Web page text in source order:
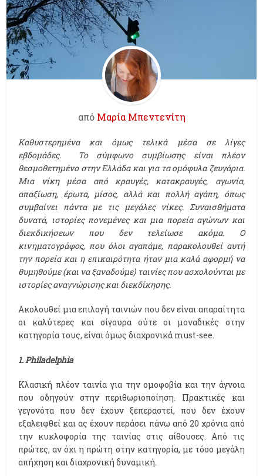
από Μαρία Μπεντενίτη
Καθυστερημένα και όμως τελικά μέσα σε λίγες
εβδομάδες. Το σύμφωνο συμβίωσης είναι πλέον
θεσμοθετημένο στην Ελλάδα και για τα ομόφυλα ζευγάρια.
Μια νίκη μέσα από κραυγές, κατακραυγές, αγωνία,
απαξίωση, έρωτα, μίσος, αλλά και πολλή αγάπη, όπως
συμβαίνει πάντα με τις μεγάλες νίκες. Συναισθήματα
δυνατά, ιστορίες πονεμένες και μια πορεία αγώνων και
διεκδικήσεων που δεν τελείωσε ακόμα. Ο
κινηματογράφος, που όλοι αγαπάμε, παρακολουθεί αυτή
την πορεία και η επικαιρότητα ήταν μια καλά αφορμή να
θυμηθούμε (και να ξαναδούμε) ταινίες που ασχολούνται με
ιστορίες αναγνώρισης και διεκδίκησης.
Ακολουθεί μια επιλογή ταινιών που δεν είναι απαραίτητα
οι καλύτερες και σίγουρα ούτε οι μοναδικές στην
κατηγορία τους, είναι όμως διαχρονικά must-see.
1. Philadelphia
Κλασική πλέον ταινία για την ομοφοβία και την άγνοια
που οδηγούν στην περιθωριοποίηση. Πρακτικές και
γεγονότα που δεν έχουν ξεπεραστεί, που δεν έχουν
εξαλειφθεί και ας έχουν περάσει πάνω από 20 χρόνια από
την κυκλοφορία της ταινίας στις αίθουσες. Από τις
πρώτες, αν όχι η πρώτη στην κατηγορία, με τόσο μεγάλη
απήχηση και διαχρονική δυναμική.